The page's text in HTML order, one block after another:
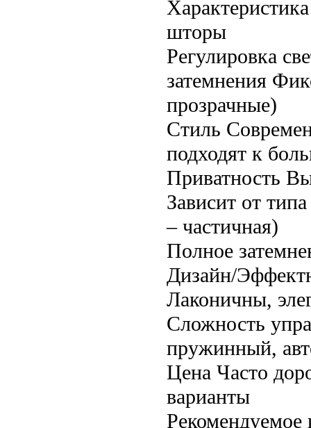
шторы
Регулировка
затемнения
прозрачные)
Стиль
подходят к
Приватность
Зависит от
– частичная)
Полное
Дизайн/
Лаконичны,
Сложность
пружинный,
Цена Часто
варианты
Рекомендуемое